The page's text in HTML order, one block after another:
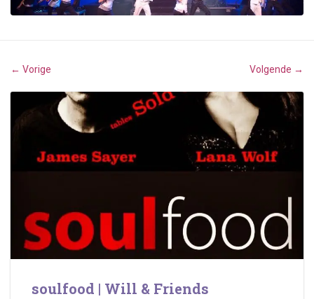
← Vorige Volgende →
soulfood | Will & Friends